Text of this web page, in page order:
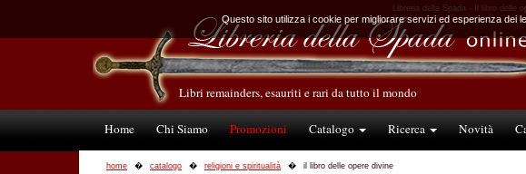
Libreria della Spada - Il libro delle
Libri remainders, esauriti e rari da tutto il mondo
Home Chi Siamo Promozioni Catalogo Ricerca Novità
home catalogo religioni e spiritualità il libro delle opere divine
Questo sito utilizza i cookie per migliorare servizi ed esperienza dei